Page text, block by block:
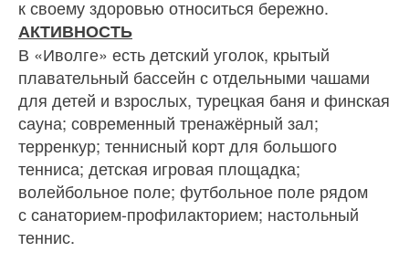
к своему здоровью относиться бережно.
АКТИВНОСТЬ
В «Иволге» есть детский уголок, крытый
плавательный бассейн с отдельными чашами
для детей и взрослых, турецкая баня и финская
сауна; современный тренажёрный зал;
терренкур; теннисный корт для большого
тенниса; детская игровая площадка;
волейбольное поле; футбольное поле рядом
с санаторием-профилакторием; настольный
теннис.